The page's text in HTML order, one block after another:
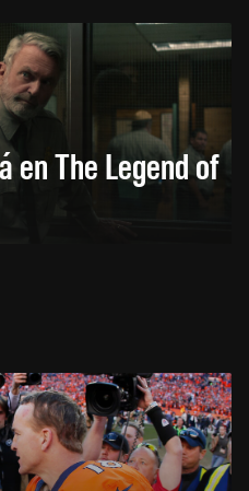
en The Legend of